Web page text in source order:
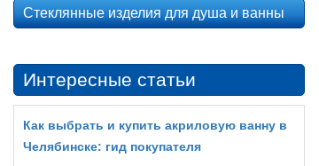
Стеклянные изделия для душа и ванны
Интересные статьи
Как выбрать и купить акриловую ванну в
Челябинске: гид покупателя